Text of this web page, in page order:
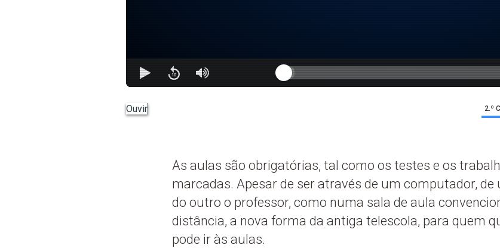
Ouvir 2.º
As aulas são obrigatórias, tal como os testes e os
marcadas. Apesar de ser através de um computador, de
do outro o professor, como numa sala de aula
distância, a nova forma da antiga telescola, para quem
pode ir às aulas.